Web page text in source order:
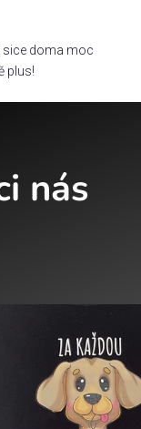
sice doma moc
plus!
nás